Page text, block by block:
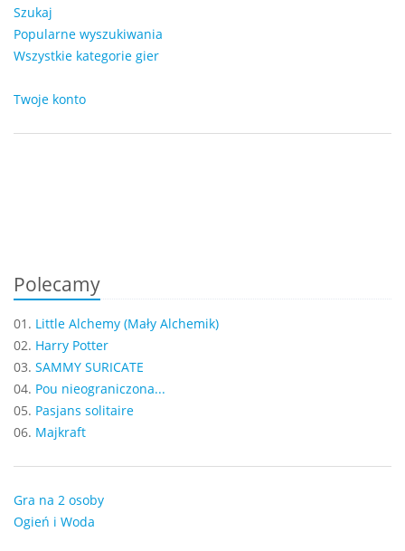
Szukaj
Popularne wyszukiwania
Wszystkie kategorie gier
Twoje konto
Polecamy
01. Little Alchemy (Mały Alchemik)
02. Harry Potter
03. SAMMY SURICATE
04. Pou nieograniczona...
05. Pasjans solitaire
06. Majkraft
Gra na 2 osoby
Ogień i Woda